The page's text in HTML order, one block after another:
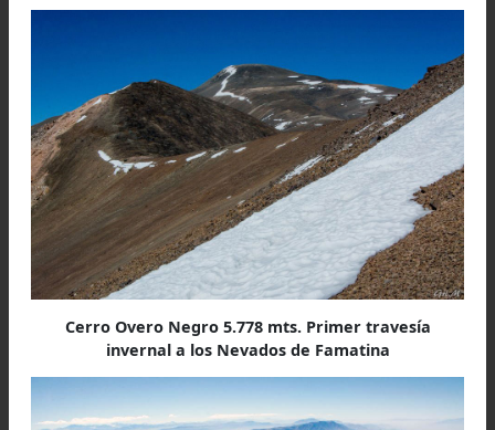
recuerdos de otras plataformas ceremoniales
había visitado en anteriores
Efectivamente habíamos hallado el sitio
que nuestros amigos riojanos nos habían
registrar. Con nuestras cámaras
construcciones circulares de baja altura, con
restos de leños en ellas; parados a su
estábamos de frente al valle poblado que
significancia de cada detalle en este acto
regocijo.